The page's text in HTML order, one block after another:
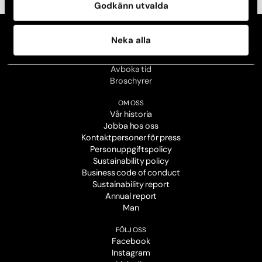
Godkänn utvalda
Neka alla
KONTAKT
Kontakta din klinik
Avboka tid
Broschyrer
OM OSS
Vår historia
Jobba hos oss
Kontaktpersoner för press
Personuppgiftspolicy
Sustainability policy
Business code of conduct
Sustainability report
Annual report
Man
FÖLJ OSS
Facebook
Instagram